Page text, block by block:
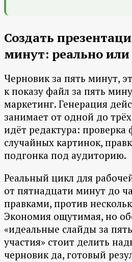
Создать
минут: реально
Черновик за пять минут,
к показу файл за пять
маркетинг. Генерация
занимает от одной до
идёт редактура: проверка
случайных картинок,
подгонка под аудиторию.
Реальный цикл для
от пятнадцати минут до
правками, против
Экономия ощутимая, но
«идеальные слайды за
участия» стоит делить
черновик да, готовый